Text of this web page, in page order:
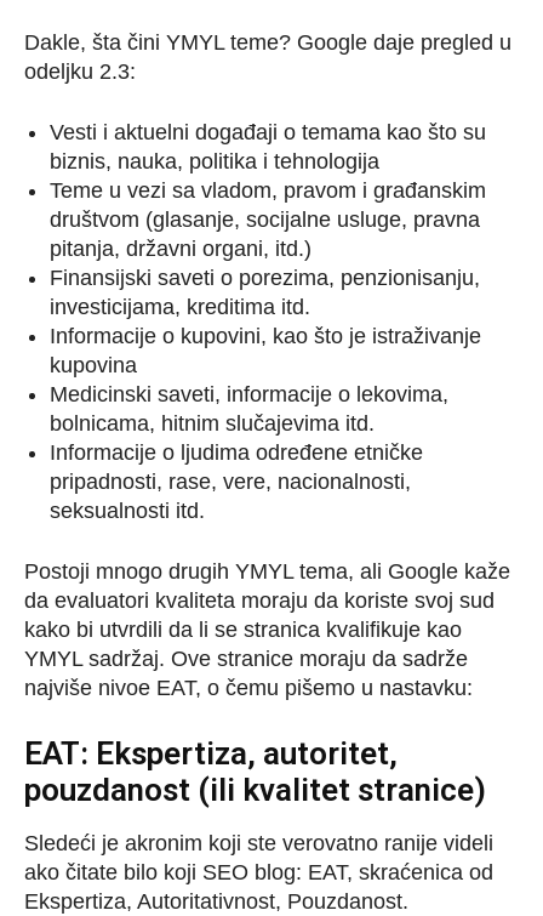
Dakle, šta čini YMYL teme? Google daje pregled u
odeljku 2.3:
Vesti i aktuelni događaji o temama kao što su
biznis, nauka, politika i tehnologija
Teme u vezi sa vladom, pravom i građanskim
društvom (glasanje, socijalne usluge, pravna
pitanja, državni organi, itd.)
Finansijski saveti o porezima, penzionisanju,
investicijama, kreditima itd.
Informacije o kupovini, kao što je istraživanje
kupovina
Medicinski saveti, informacije o lekovima,
bolnicama, hitnim slučajevima itd.
Informacije o ljudima određene etničke
pripadnosti, rase, vere, nacionalnosti,
seksualnosti itd.
Postoji mnogo drugih YMYL tema, ali Google kaže
da evaluatori kvaliteta moraju da koriste svoj sud
kako bi utvrdili da li se stranica kvalifikuje kao
YMYL sadržaj. Ove stranice moraju da sadrže
najviše nivoe EAT, o čemu pišemo u nastavku:
EAT: Ekspertiza, autoritet,
pouzdanost (ili kvalitet stranice)
Sledeći je akronim koji ste verovatno ranije videli
ako čitate bilo koji SEO blog: EAT, skraćenica od
Ekspertiza, Autoritativnost, Pouzdanost.